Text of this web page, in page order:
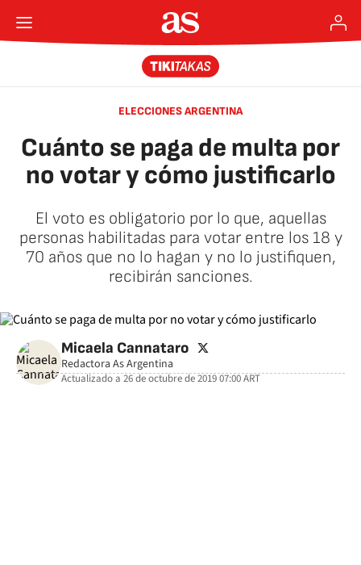
ELECCIONES ARGENTINA
Cuánto se paga de multa por
no votar y cómo justificarlo
El voto es obligatorio por lo que, aquellas
personas habilitadas para votar entre los 18 y
70 años que no lo hagan y no lo justifiquen,
recibirán sanciones.
Micaela Cannataro twitter
Redactora As Argentina
Actualizado a26 de octubre de 2019 07:00ART